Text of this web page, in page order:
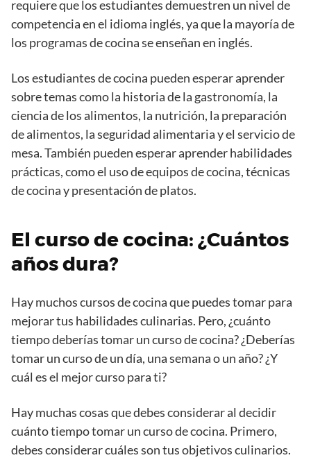
requiere que los estudiantes demuestren un nivel de
competencia en el idioma inglés, ya que la mayoría de
los programas de cocina se enseñan en inglés.
Los estudiantes de cocina pueden esperar aprender
sobre temas como la historia de la gastronomía, la
ciencia de los alimentos, la nutrición, la preparación
de alimentos, la seguridad alimentaria y el servicio de
mesa. También pueden esperar aprender habilidades
prácticas, como el uso de equipos de cocina, técnicas
de cocina y presentación de platos.
El curso de cocina: ¿Cuántos
años dura?
Hay muchos cursos de cocina que puedes tomar para
mejorar tus habilidades culinarias. Pero, ¿cuánto
tiempo deberías tomar un curso de cocina? ¿Deberías
tomar un curso de un día, una semana o un año? ¿Y
cuál es el mejor curso para ti?
Hay muchas cosas que debes considerar al decidir
cuánto tiempo tomar un curso de cocina. Primero,
debes considerar cuáles son tus objetivos culinarios.